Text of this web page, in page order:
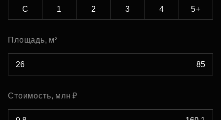
С 1 2 3 4 5+
Площадь, м²
Стоимость, млн ₽